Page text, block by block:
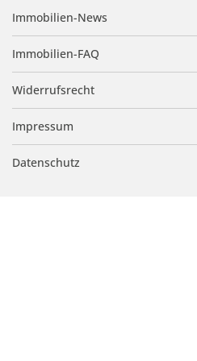
Immobilien-News
Immobilien-FAQ
Widerrufsrecht
Impressum
Datenschutz